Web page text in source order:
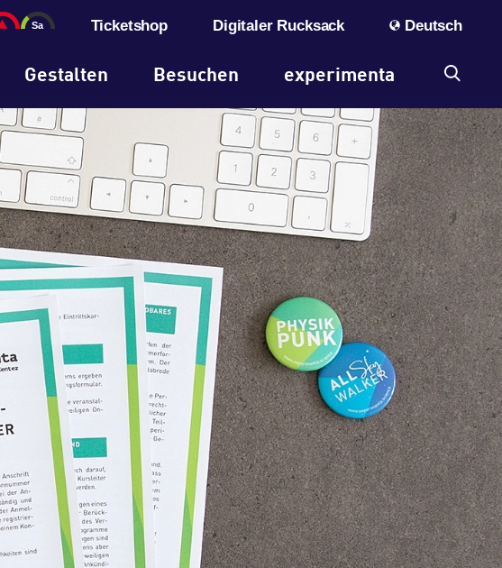
Ticketshop Digitaler Rucksack Deutsch
Gestalten Besuchen experimenta